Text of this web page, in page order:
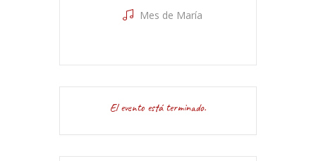
Mes de María
El evento está terminado.